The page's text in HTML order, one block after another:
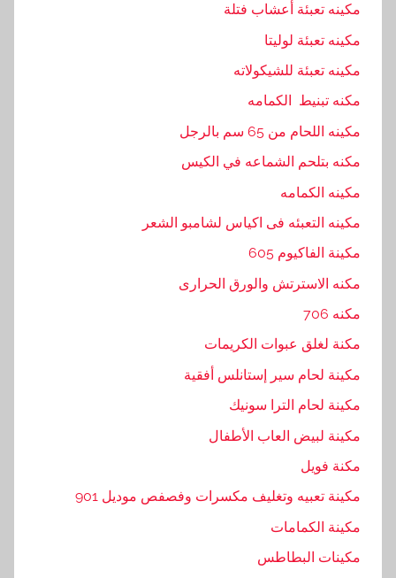
س
,
ا
ب
ا
ك
و
,
ر
ي
ج
م
,
مكينه تعبئة أعشاب فتلة
مكينه تعبئة لوليتا
مكينه تعبئة للشيكولاته
مكنه تبنيط الكمامه
مكينه اللحام من 65 سم بالرجل
مكنه بتلحم الشماعه في الكيس
مكينه الكمامه
مكينه التعبئه فى اكياس لشامبو الشعر
مكينة الفاكيوم 605
مكنه الاسترتش والورق الحرارى
مكنه 706
مكنة لغلق عبوات الكريمات
مكينة لحام سير إستانلس أفقية
مكينة لحام الترا سونيك
مكينة لبيض العاب الأطفال
مكنة فويل
مكينة تعبيه وتغليف مكسرات وفصفص موديل 901
مكينة الكمامات
مكينات البطاطس